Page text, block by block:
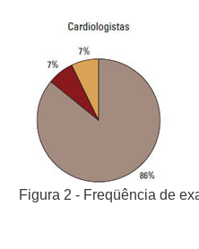
Figura 2 - Freqüência de